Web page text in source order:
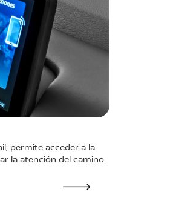
permite acceder a la
la atención del camino.